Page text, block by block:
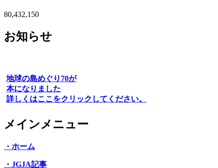
80,432,150
お知らせ
地球の島めぐり70が
本になりました
詳しくはここをクリックしてください。
メインメニュー
・ホーム
・JGJA記事